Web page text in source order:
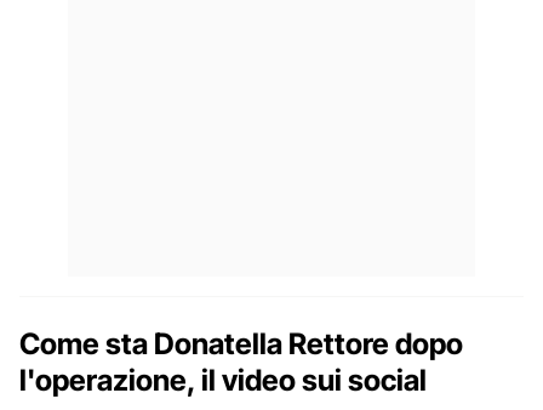
Come sta Donatella Rettore dopo
l'operazione, il video sui social